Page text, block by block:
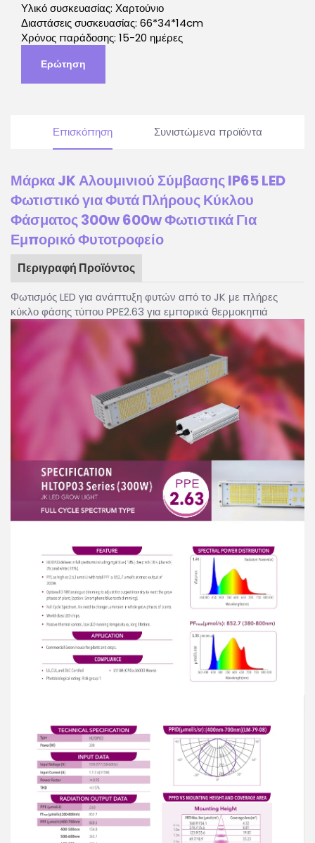
Υλικό συσκευασίας: Χαρτούνιο
Διαστάσεις συσκευασίας: 66*34*14cm
Χρόνος παράδοσης: 15-20 ημέρες
Ερώτηση
Επισκόπηση Συνιστώμενα προϊόντα
Μάρκα JK Αλουμινιού Σύμβασης IP65 LED
Φωτιστικό για Φυτά Πλήρους Κύκλου
Φάσματος 300w 600w Φωτιστικά Για
Εμπορικό Φυτοτροφείο
Περιγραφή Προϊόντος
Φωτισμός LED για ανάπτυξη φυτών από το JK με πλήρες
κύκλο φάσης τύπου PPE2.63 για εμπορικά θερμοκηπιά